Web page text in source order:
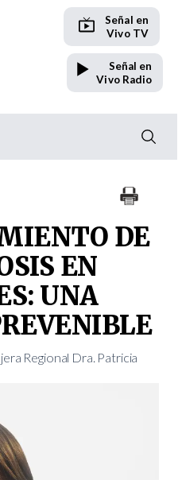
Señal en
Vivo TV
Señal en
Vivo Radio
DE
EN
UNA
Regional Dra. Patricia